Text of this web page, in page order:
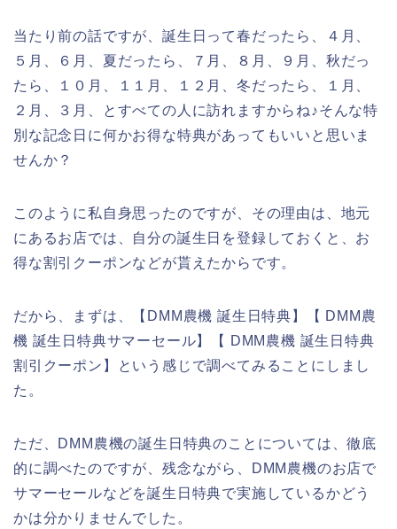
当たり前の話ですが、誕生日って春だったら、４月、
５月、６月、夏だったら、７月、８月、９月、秋だっ
たら、１０月、１１月、１２月、冬だったら、１月、
２月、３月、とすべての人に訪れますからね♪そんな特
別な記念日に何かお得な特典があってもいいと思いま
せんか？
このように私自身思ったのですが、その理由は、地元
にあるお店では、自分の誕生日を登録しておくと、お
得な割引クーポンなどが貰えたからです。
だから、まずは、【DMM農機 誕生日特典】【 DMM農
機 誕生日特典サマーセール】【 DMM農機 誕生日特典
割引クーポン】という感じで調べてみることにしまし
た。
ただ、DMM農機の誕生日特典のことについては、徹底
的に調べたのですが、残念ながら、DMM農機のお店で
サマーセールなどを誕生日特典で実施しているかどう
かは分かりませんでした。